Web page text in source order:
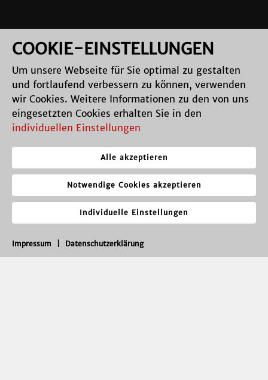
COOKIE-EINSTELLUNGEN
Um unsere Webseite für Sie optimal zu gestalten
und fortlaufend verbessern zu können, verwenden
wir Cookies. Weitere Informationen zu den von uns
eingesetzten Cookies erhalten Sie in den
individuellen Einstellungen
Alle akzeptieren
Notwendige Cookies akzeptieren
Impressum Datenschutzerklärung
Individuelle Einstellungen